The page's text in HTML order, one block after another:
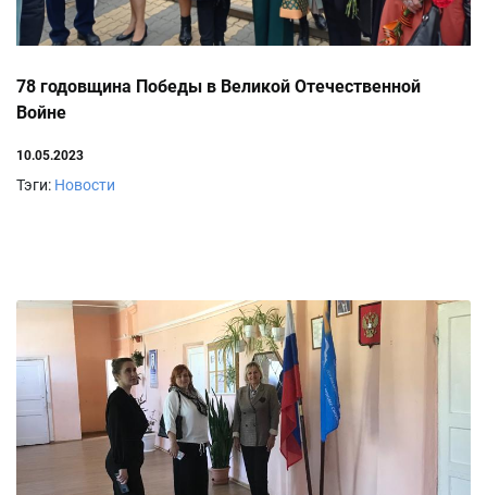
78 годовщина Победы в Великой Отечественной
Войне
10.05.2023
Тэги: Новости